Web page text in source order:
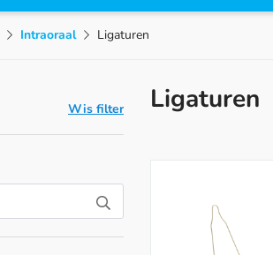
Intraoraal Ligaturen
Wis filter Ligaturen